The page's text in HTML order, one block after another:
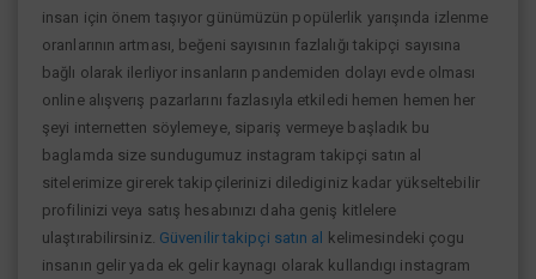
insan için önem taşıyor günümüzün popülerlik yarışında izlenme
oranlarının artması, beğeni sayısının fazlalığı takipçi sayısına
bağlı olarak ilerliyor insanların pandemiden dolayı evde olması
online alışverış pazarlarını fazlasıyla etkiledi hemen hemen her
şeyi internetten söylemeye, sipariş vermeye başladık bu
baglamda size sundugumuz instagram takipçi satın al
sitelerimize girerek takipçilerinizi dilediginiz kadar yükseltebilir
profilinizi veya satış hesabınızı daha geniş kitlelere
ulaştırabilirsiniz. Güvenilir takipçi satın al
kelimesindeki çogu
insanın gelir yada ek gelir kaynagı olarak kullandıgı instagram